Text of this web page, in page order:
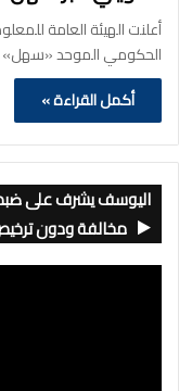
أعلنت الهيئة العامة
الحكومي الموحد «سهل»
أكمل القراءة »
اليوسف يشرف على ضبط
مخالفة ودون